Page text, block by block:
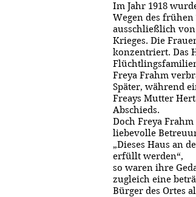
Im Jahr 1918
Wegen des frühen
ausschließlich
Krieges. Die
konzentriert. Das
Freya Frahm
Später, während
Freays Mutter
Abschieds.
Doch Freya
liebevolle
„Dieses Haus an
erfüllt werden“,
so waren ihre
zugleich eine
Bürger des Ortes